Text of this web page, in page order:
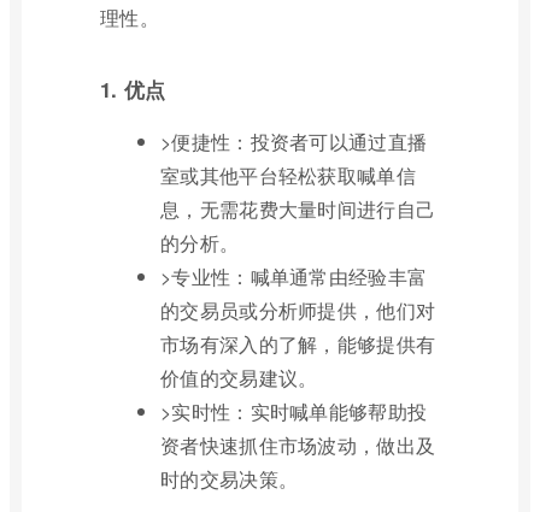
理性。
1. 优点
>便捷性：投资者可以通过直播
室或其他平台轻松获取喊单信
息，无需花费大量时间进行自己
的分析。
>专业性：喊单通常由经验丰富
的交易员或分析师提供，他们对
市场有深入的了解，能够提供有
价值的交易建议。
>实时性：实时喊单能够帮助投
资者快速抓住市场波动，做出及
时的交易决策。